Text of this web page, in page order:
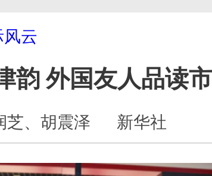
风云
韵 外国友人品读
芝、胡震泽 新华社